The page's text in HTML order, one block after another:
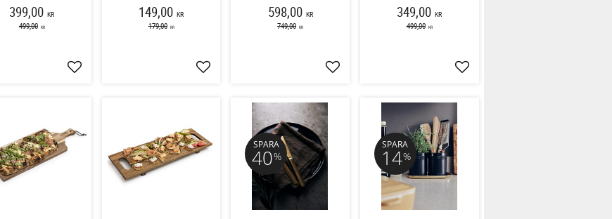
399,00 KR
499,00 KR
Lägg till i favoriter
149,00 KR
179,00 KR
Lägg till i favoriter
598,00 KR
749,00 KR
Lägg till i favoriter
349,00 KR
499,00 KR
Lägg till i favoriter
SPARA
40%
SPARA
14%